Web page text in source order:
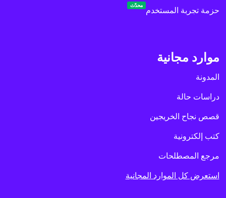
حزمة تجربة المستخدم
محدّث
موارد مجانية
المدونة
دراسات حالة
قصص نجاح الخريجين
كتب إلكترونية
مرجع المصطلحات
استعرض كل الموارد المجانية